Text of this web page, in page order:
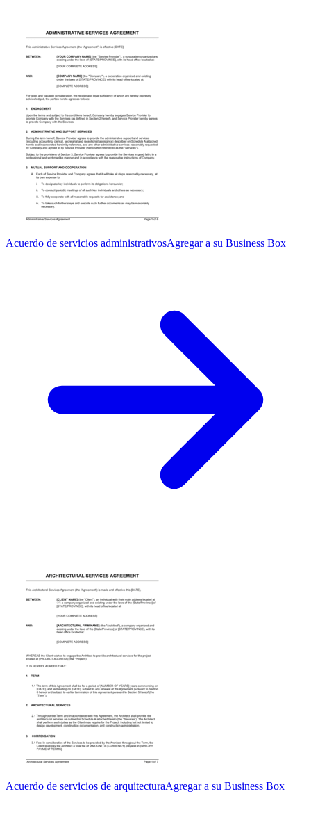
Acuerdo de servicios administrativosAgregar a su Business Box
Acuerdo de servicios de arquitecturaAgregar a su Business Box